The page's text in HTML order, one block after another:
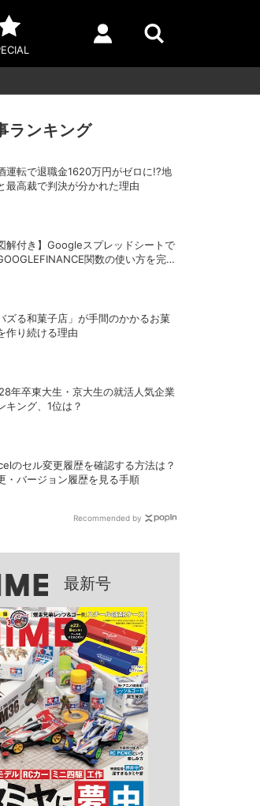
ランキング
運転で退職金1620万円がゼロに!?地
最高裁で判決が分かれた理由
図解付き】Googleスプレッドシートで
関数の使い方を完全
ズる和菓子店」が手間のかかるお菓
作り続ける理由
年卒東大生・京大生の就活人気企業
キング、1位は？
のセル変更履歴を確認する方法は？
・バージョン履歴を見る手順
Recommended by
最新号